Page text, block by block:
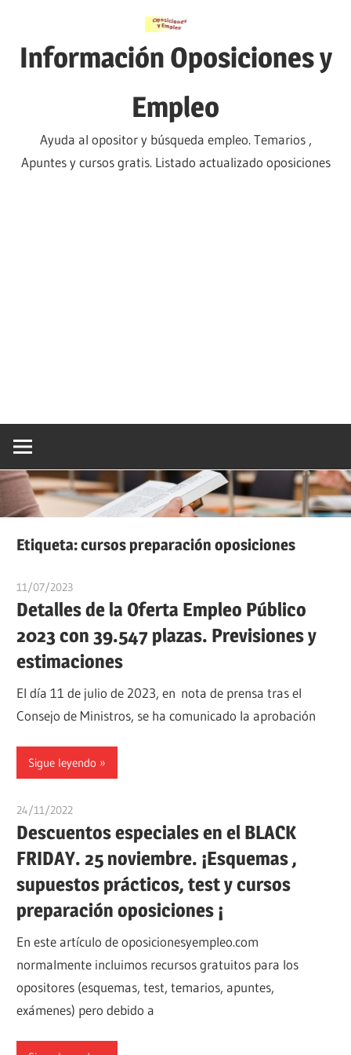
contenido
Información Oposiciones y
Empleo
Ayuda al opositor y búsqueda empleo. Temarios ,
Apuntes y cursos gratis. Listado actualizado oposiciones
Etiqueta:cursos preparación oposiciones
11/07/2023
Detalles de la Oferta Empleo Público
2023 con 39.547 plazas. Previsiones y
estimaciones
El día 11 de julio de 2023, en nota de prensa tras el
Consejo de Ministros, se ha comunicado la aprobación
Sigue leyendo
24/11/2022
Descuentos especiales en el BLACK
FRIDAY. 25 noviembre. ¡Esquemas ,
supuestos prácticos, test y cursos
preparación oposiciones ¡
En este artículo de oposicionesyempleo.com
normalmente incluimos recursos gratuitos para los
opositores (esquemas, test, temarios, apuntes,
exámenes) pero debido a